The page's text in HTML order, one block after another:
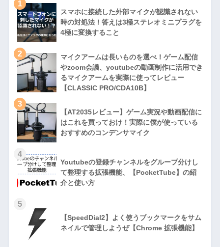
1
スマホに接続した外部マイクが認識されない
時の対処法！答えは3極ステレオミニプラグを
4極に変換すること
2
マイクアームは長いものを選べ！ゲーム配信
やzoom会議、youtubeの動画制作に活用でき
るマイクアームを実際に使ってレビュー
【CLASSIC PRO/CDA10B】
3
【AT2035レビュー】ゲーム実況や動画配信に
はこれを買っておけ！実際に僕が使っている
おすすめのコンデンサマイク
4
Youtubeの登録チャンネルをグループ分けし
て整理する拡張機能、【PocketTube】の紹
介と使い方
5
【SpeedDial2】よく使うブックマークをサム
ネイルで管理しようぜ【Chrome 拡張機能】